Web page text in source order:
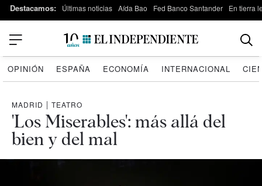
Destacamos: Últimas noticias Aída Bao Fed Banco Santander En tierra
OPINIÓN ESPAÑA ECONOMÍA INTERNACIONAL
MADRID | TEATRO
'Los Miserables': más allá del
bien y del mal